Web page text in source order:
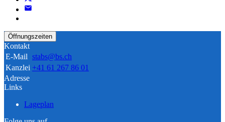
Öffnungszeiten
Kontakt
E-Mail stabs@bs.ch
Kanzlei +41 61 267 86 01
Adresse
Links
Lageplan